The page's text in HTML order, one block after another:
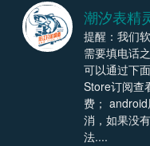
潮汐表精
提醒：我们
需要填电话
可以通过下
Store订阅查
费；
消，如果没
法....